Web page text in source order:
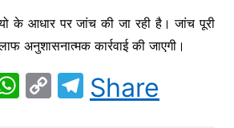
के आधार पर जांच की जा रही है। जांच पूरी
अनुशासनात्मक कार्रवाई की जाएगी।
W C T
el
Share